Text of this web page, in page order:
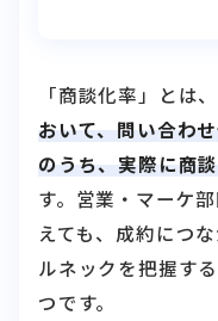
「商談化率」とは、
おいて、問い合わ
のうち、実際に商
す。営業・マーケ
えても、成約につ
ルネックを把握す
つです。